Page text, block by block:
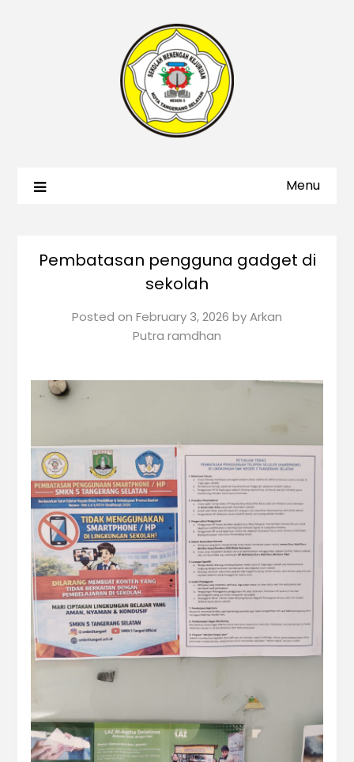
Menu
Pembatasan pengguna gadget di
sekolah
Posted on February 3, 2026 byArkan
Putra ramdhan